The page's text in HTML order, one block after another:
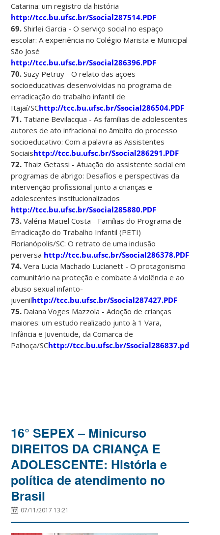
Catarina: um registro da história
http://tcc.bu.ufsc.br/Ssocial287514.PDF
69.Shirlei Garcia - O serviço social no espaço
escolar: A experiência no Colégio Marista e Municipal
São José
http://tcc.bu.ufsc.br/Ssocial286396.PDF
70. Suzy Petruy - O relato das ações
socioeducativas desenvolvidas no programa de
erradicação do trabalho infantil de
Itajaí/SChttp://tcc.bu.ufsc.br/Ssocial286504.PDF
71. Tatiane Bevilacqua - As famílias de adolescentes
autores de ato infracional no âmbito do processo
socioeducativo: Com a palavra as Assistentes
Sociaishttp://tcc.bu.ufsc.br/Ssocial286291.PDF
72. Thaiz Getassi - Atuação do assistente social em
programas de abrigo: Desafios e perspectivas da
intervenção profissional junto a crianças e
adolescentes institucionalizados
http://tcc.bu.ufsc.br/Ssocial285880.PDF
73. Valéria Maciel Costa - Famílias do Programa de
Erradicação do Trabalho Infantil (PETI)
Florianópolis/SC: O retrato de uma inclusão
perversa http://tcc.bu.ufsc.br/Ssocial286378.PDF
74. Vera Lucia Machado Lucianett - O protagonismo
comunitário na proteção e combate á violência e ao
abuso sexual infanto-
juvenilhttp://tcc.bu.ufsc.br/Ssocial287427.PDF
75. Daiana Voges Mazzola - Adoção de crianças
maiores: um estudo realizado junto à 1 Vara,
Infância e Juventude, da Comarca de
Palhoça/SChttp://tcc.bu.ufsc.br/Ssocial286837.pdf
16° SEPEX – Minicurso
DIREITOS DA CRIANÇA E
ADOLESCENTE: História e
política de atendimento no
Brasil
07/11/2017 13:21